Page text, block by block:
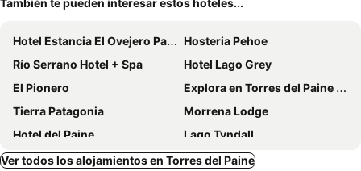
También te pueden interesar estos hoteles...
Hotel Estancia El Ovejero Patagónico
Hosteria Pehoe
Río Serrano Hotel + Spa
Hotel Lago Grey
El Pionero
Explora en Torres del Paine - All Inclusive
Tierra Patagonia
Morrena Lodge
Hotel del Paine
Lago Tyndall
Hotel Las Torres Patagonia
Tierra Patagonia And Spa
Ver todos los alojamientos en Torres del Paine